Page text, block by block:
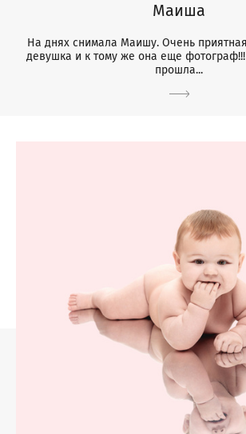
Маиша
На днях снимала Маишу. Очень
девушка и к тому же она еще
прошла...